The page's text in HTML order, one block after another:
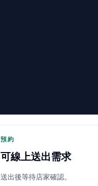
預約
可線上送出需求
送出後等待店家確認。